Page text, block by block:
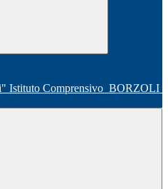
Istituto Comprensivo BORZOLI